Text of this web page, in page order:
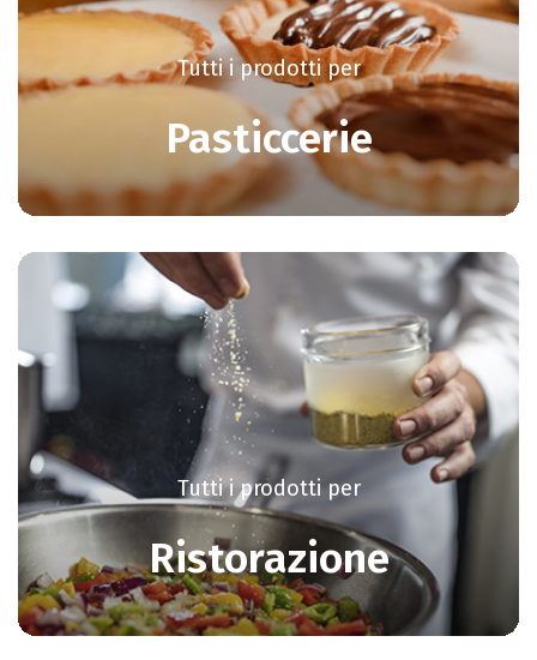
Tutti i prodotti per
Pasticcerie
Tutti i prodotti per
Ristorazione